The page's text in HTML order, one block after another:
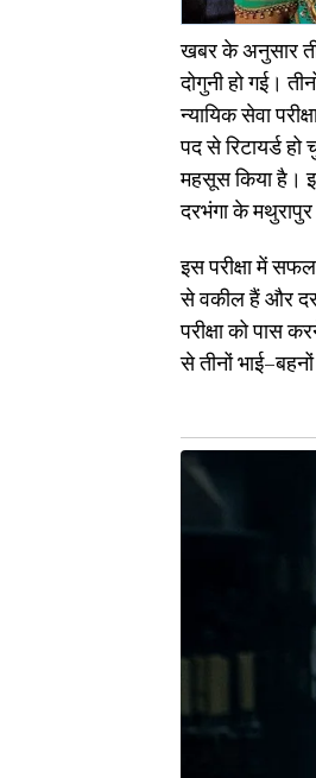
खबर के अनुसार
दोगुनी हो गई।
न्यायिक सेवा
पद से रिटायर्ड हो
महसूस किया है।
दरभंगा के
इस परीक्षा में
से वकील हैं और
परीक्षा को पास
से तीनों